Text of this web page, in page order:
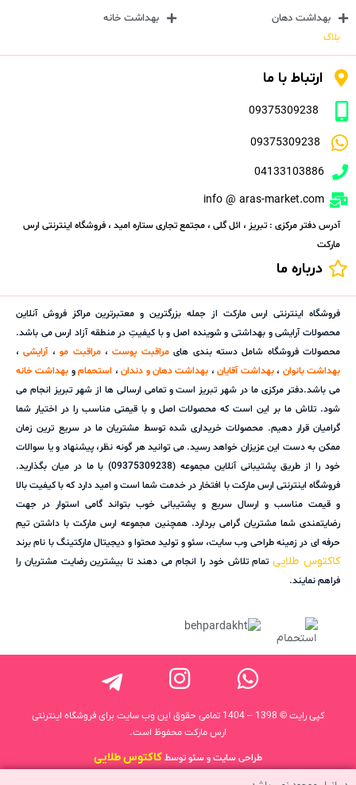
بهداشت دهان
بهداشت خانه
بلاگ
ارتباط با ما
09375309238
09375309238
04133103886
info @ aras-market.com
آدرس دفتر مرکزی : تبریز ، ائل گلی ، مجتمع تجاری ستاره امید ، فروشگاه اینترنتی ارس
مارکت
درباره ما
فروشگاه اینترنتی ارس مارکت از جمله بزرگترین و معتبرترین مراکز فروش آنلاین
محصولات آرایشی و بهداشتی و شوینده اصل و با کیفیتِ در منطقه آزاد ارس می باشد.
محصولات فروشگاه شامل دسته بندی هایمراقبت پوست،مراقبت مو،آرایشی،
بهداشت بانوان ،بهداشت آقایان، بهداشت دهان و دندان، استحمامو بهداشت خانه
می باشد.دفتر مرکزی ما در شهر تبریز است و تمامی ارسالی ها از شهر تبریز انجام می
شود. تلاش ما بر این است که محصولات اصل و با قیمتی مناسب را در اختیار شما
گرامیان قرار دهیم. محصولات خریداری شده توسط مشتریان ما در سریع ترین زمان
ممکن به دست این عزیزان خواهد رسید. می توانید هر گونه نظر، پیشنهاد و یا سوالات
خود را از طریق پشتیبانی آنلاین مجموعه (09375309238) با ما در میان بگذارید.
فروشگاه اینترنتی ارس مارکت با افتخار در خدمت شما است و امید دارد که با کیفیت بالا
و قیمت مناسب و ارسال سریع و پشتیبانی خوب بتواند گامی استوار در جهت
رضایتمندی شما مشتریان گرامی بردارد. همچنین مجموعه ارس مارکت با داشتن تیم
حرفه ای در زمینه طراحی وب سایت، سئو و تولید محتوا و دیجیتال مارکتینگ با نام برند
کاکتوس طلاییتمام تلاش خود را انجام می دهند تا بیشترین رضایت مشتریان را
فراهم نمایند.
کپی رایت © 1398 – 1404 تمامی حقوق این وب سایت برای فروشگاه اینترنتی
ارس مارکت محفوظ است.
طراحی سایت و سئو توسطکاکتوس طلایی